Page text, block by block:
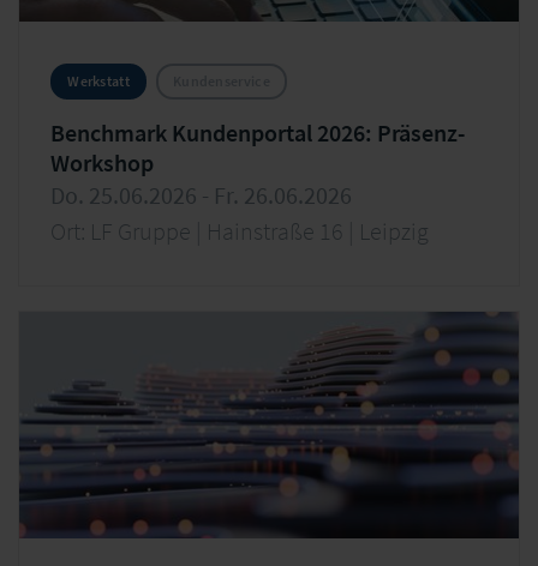
Werkstatt
Benchmark Kundenportal 2026: Präsenz-
Workshop
Do. 25.06.2026 - Fr. 26.06.2026
Ort: LF Gruppe | Hainstraße 16 | Leipzig